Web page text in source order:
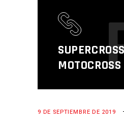
MOTOCROSS
9 DE SEPTIEMBRE DE 2019